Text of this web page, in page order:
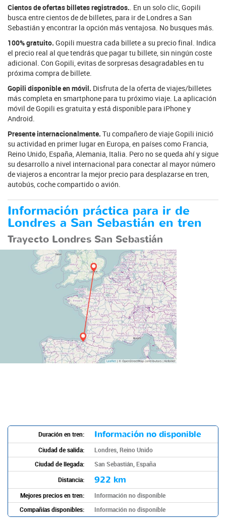
Cientos de ofertas billetes registrados. . En un solo clic, Gopili
busca entre cientos de de billetes, para ir de Londres a San
Sebastián y encontrar la opción más ventajosa. No busques más.
100% gratuito. Gopili muestra cada billete a su precio final. Indica
el precio real al que tendrás que pagar tu billete, sin ningún coste
adicional. Con Gopili, evitas de sorpresas desagradables en tu
próxima compra de billete.
Gopili disponible en móvil. Disfruta de la oferta de viajes/billetes
más completa en smartphone para tu próximo viaje. La aplicación
móvil de Gopili es gratuita y está disponible para iPhone y
Android.
Presente internacionalmente. Tu compañero de viaje Gopili inició
su actividad en primer lugar en Europa, en países como Francia,
Reino Unido, España, Alemania, Italia. Pero no se queda ahí y sigue
su desarrollo a nivel internacional para conectar al mayor número
de viajeros a encontrar la mejor precio para desplazarse en tren,
autobús, coche compartido o avión.
Información práctica para ir de
Londres a San Sebastián en tren
Trayecto Londres San Sebastián
Duración en tren: Información no disponible
Ciudad de salida:
Londres, Reino Unido
Ciudad de llegada:
San Sebastián, España
Distancia:
922 km
Mejores precios en tren:
Información no disponible
Compañías disponibles:
Información no disponible